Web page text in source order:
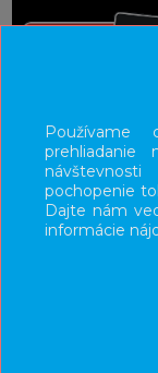
prehliadanie
pochopenie
Dajte nám
informácie